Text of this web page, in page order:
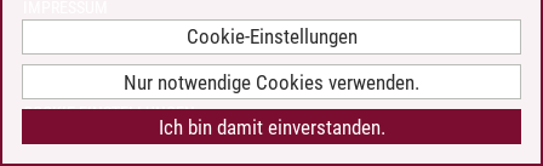
BARRIEREFREIHEIT
COOKIE-EINSTELLUNGEN
Cookie-Einstellungen
Nur notwendige Cookies verwenden.
Ich bin damit einverstanden.